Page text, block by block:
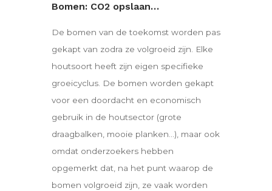
Bomen: CO2 opslaan…
De bomen van de toekomst worden pas
gekapt van zodra ze volgroeid zijn. Elke
houtsoort heeft zijn eigen specifieke
groeicyclus. De bomen worden gekapt
voor een doordacht en economisch
gebruik in de houtsector (grote
draagbalken, mooie planken…), maar ook
omdat onderzoekers hebben
opgemerkt dat, na het punt waarop de
bomen volgroeid zijn, ze vaak worden